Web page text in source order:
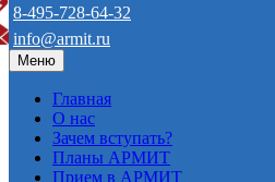
8-495-728-64-32
info@armit.ru
Меню
Главная
О нас
Зачем вступать?
Планы АРМИТ
Прием в АРМИТ